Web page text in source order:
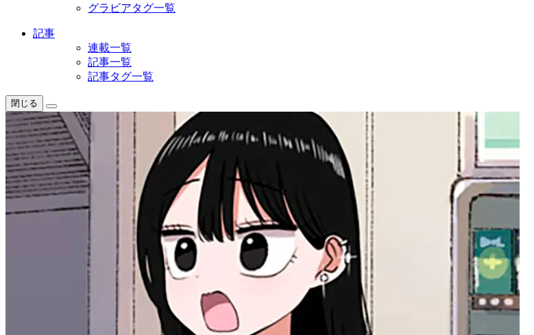
グラビアタグ一覧
記事
連載一覧
記事一覧
記事タグ一覧
閉じる